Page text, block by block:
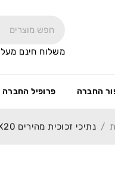
משלוח חינם מעל 400 ש"ח
החברה פרופיל החברה
/ נתיכי זכוכית מהירים 5X20 אופיין F תוצרת SIBA גרמניה